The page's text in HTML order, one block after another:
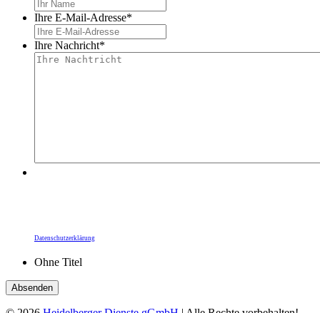
Ihre E-Mail-Adresse*
Ihre Nachricht*
Datenschutzerklärung
Ohne Titel